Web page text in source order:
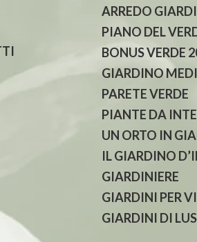
ARREDO
PIANO DEL
BONUS VERDE
GIARDINO
PARETE VERDE
PIANTE DA
UN ORTO IN
IL GIARDINO
GIARDINIERE
GIARDINI PER
GIARDINI DI